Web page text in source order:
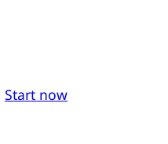
Start now